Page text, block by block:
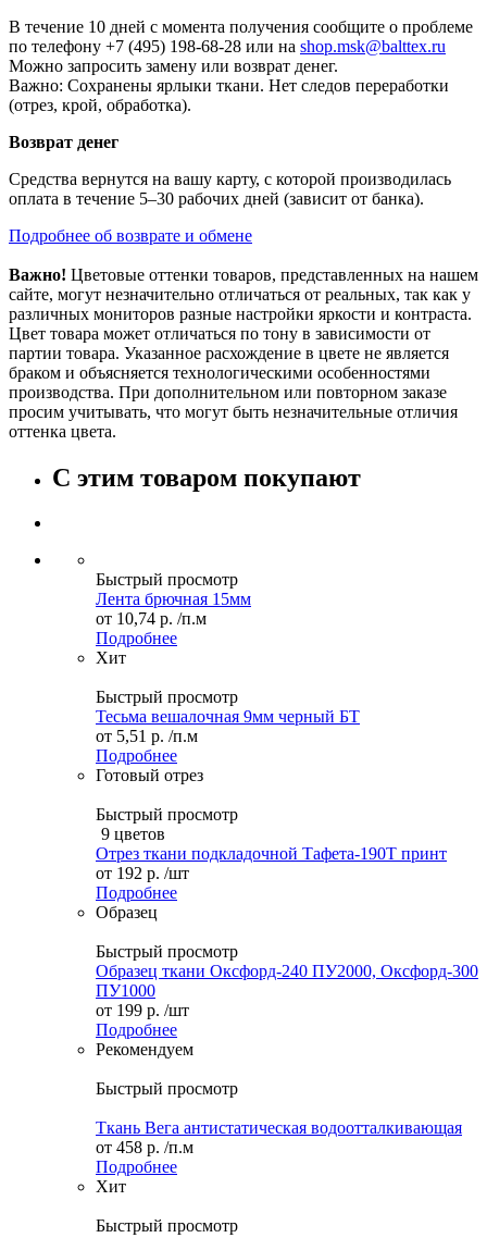
В течение 10 дней с момента получения сообщите о проблеме
по телефону +7 (495) 198-68-28 или на shop.msk@balttex.ru
Можно запросить замену или возврат денег.
Важно: Сохранены ярлыки ткани. Нет следов переработки
(отрез, крой, обработка).
Возврат денег
Средства вернутся на вашу карту, с которой производилась
оплата в течение 5–30 рабочих дней (зависит от банка).
Подробнее об возврате и обмене
Важно! Цветовые оттенки товаров, представленных на нашем
сайте, могут незначительно отличаться от реальных, так как у
различных мониторов разные настройки яркости и контраста.
Цвет товара может отличаться по тону в зависимости от
партии товара. Указанное расхождение в цвете не является
браком и объясняется технологическими особенностями
производства. При дополнительном или повторном заказе
просим учитывать, что могут быть незначительные отличия
оттенка цвета.
С этим товаром покупают
Быстрый просмотр
Лента брючная 15мм
от 10,74 р. /п.м
Подробнее
Хит
Быстрый просмотр
Тесьма вешалочная 9мм черный БТ
от 5,51 р. /п.м
Подробнее
Готовый отрез
Быстрый просмотр
9 цветов
Отрез ткани подкладочной Тафета-190Т принт
от 192 р. /шт
Подробнее
Образец
Быстрый просмотр
Образец ткани Оксфорд-240 ПУ2000, Оксфорд-300
ПУ1000
от 199 р. /шт
Подробнее
Рекомендуем
Быстрый просмотр
Ткань Вега антистатическая водоотталкивающая
от 458 р. /п.м
Подробнее
Хит
Быстрый просмотр